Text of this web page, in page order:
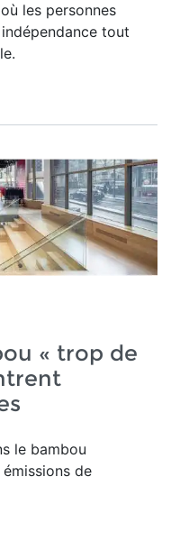
les personnes
tout
« trop de
le bambou
de